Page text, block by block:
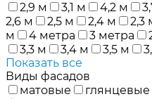
2,9 м
3,1 м 4,2 м
2,6 м
2,5 м 2,4 м 2,3
м
4 метра 3 метра
3,3 м
3,4 м 3,5 м
Показать все
Виды фасадов
матовые
глянцевые